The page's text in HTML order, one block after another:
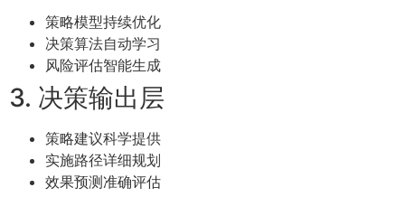
策略模型持续优化
决策算法自动学习
风险评估智能生成
3. 决策输出层
策略建议科学提供
实施路径详细规划
效果预测准确评估